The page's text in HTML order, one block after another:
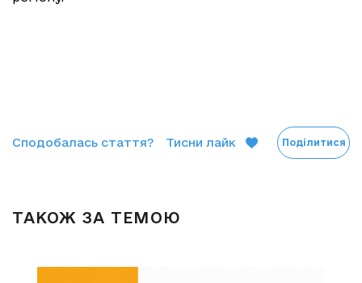
Сподобалась стаття? Тисни лайк Поділитися
ТАКОЖ ЗА ТЕМОЮ